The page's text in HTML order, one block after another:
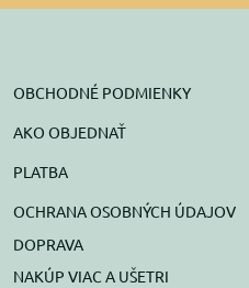
OBCHODNÉ PODMIENKY
AKO OBJEDNAŤ
PLATBA
OCHRANA OSOBNÝCH ÚDAJOV
DOPRAVA
NAKÚP VIAC A UŠETRI